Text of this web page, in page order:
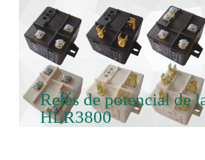
Relés de potencial de
HLR3800